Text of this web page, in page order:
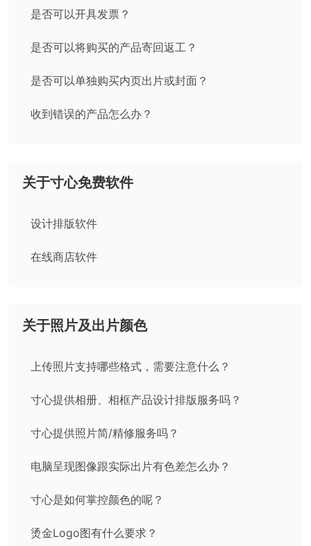
是否可以开具发票？
是否可以将购买的产品寄回返工？
是否可以单独购买内页出片或封面？
收到错误的产品怎么办？
关于寸心免费软件
设计排版软件
在线商店软件
关于照片及出片颜色
上传照片支持哪些格式，需要注意什么？
寸心提供相册、相框产品设计排版服务吗？
寸心提供照片简/精修服务吗？
电脑呈现图像跟实际出片有色差怎么办？
寸心是如何掌控颜色的呢？
烫金Logo图有什么要求？